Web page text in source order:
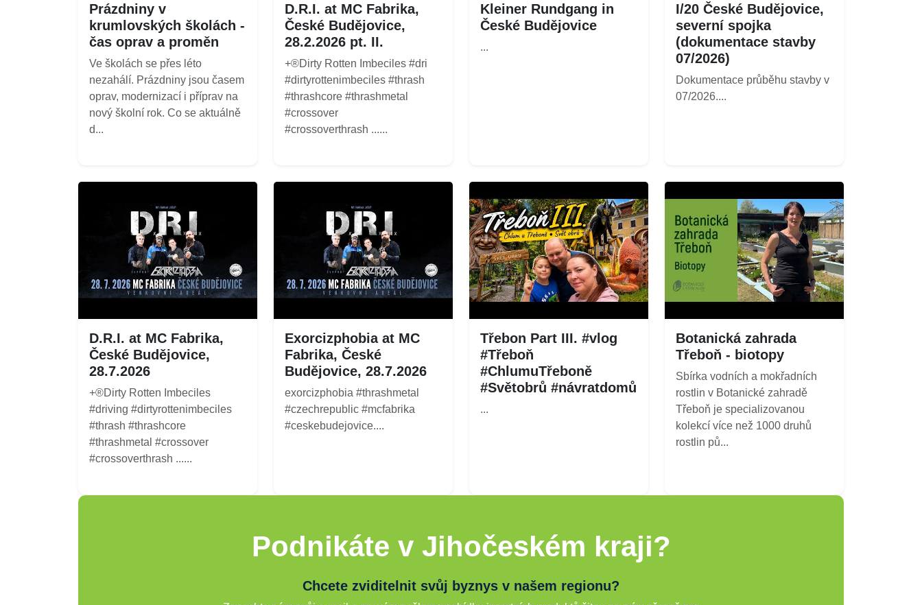
Prázdniny v
krumlovských školách -
čas oprav a proměn
Ve školách se přes léto
nezahálí. Prázdniny jsou časem
oprav, modernizací i příprav na
nový školní rok. Co se aktuálně
d...
D.R.I. at MC Fabrika,
České Budějovice,
28.2.2026 pt. II.
+®Dirty Rotten Imbeciles #dri
#dirtyrottenimbeciles #thrash
#thrashcore #thrashmetal
#crossover
#crossoverthrash ......
Kleiner Rundgang in
České Budějovice
...
I/20 České Budějovice,
severní spojka
(dokumentace stavby
07/2026)
Dokumentace průběhu stavby v
07/2026....
D.R.I. at MC Fabrika,
České Budějovice,
28.7.2026
+®Dirty Rotten Imbeciles
#driving #dirtyrottenimbeciles
#thrash #thrashcore
#thrashmetal #crossover
#crossoverthrash ......
Exorcizphobia at MC
Fabrika, České
Budějovice, 28.7.2026
exorcizphobia #thrashmetal
#czechrepublic #mcfabrika
#ceskebudejovice....
Třebon Part III. #vlog
#Třeboň
#ChlumuTřeboně
#Světobrů #návratdomů
...
Botanická zahrada
Třeboň - biotopy
Sbírka vodních a mokřadních
rostlin v Botanické zahradě
Třeboň je specializovanou
kolekcí více než 1000 druhů
rostlin pů...
Podnikáte v Jihočeském kraji?
Chcete zviditelnit svůj byznys v našem regionu?